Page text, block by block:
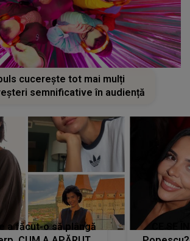
cucerește tot mai mulți
semnificative în audiență
a făcut-o să plângă